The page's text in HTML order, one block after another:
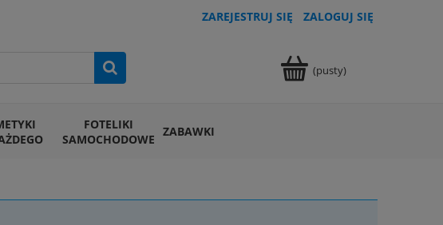
ZAREJESTRUJ SIĘ ZALOGUJ SIĘ
(pusty)
FOTELIKI
SAMOCHODOWE ZABAWKI